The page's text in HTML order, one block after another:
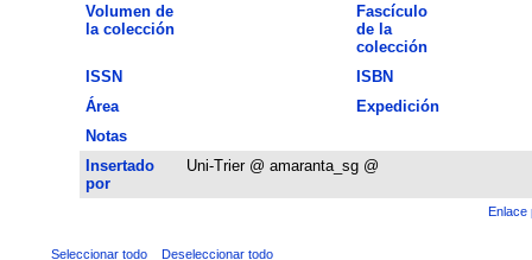
Volumen de
la colección
Fascículo
de la
colección
ISSN
ISBN
Área
Expedición
Notas
Insertado
por
Uni-Trier @ amaranta_sg @
Enlace
Seleccionar todo Deseleccionar todo